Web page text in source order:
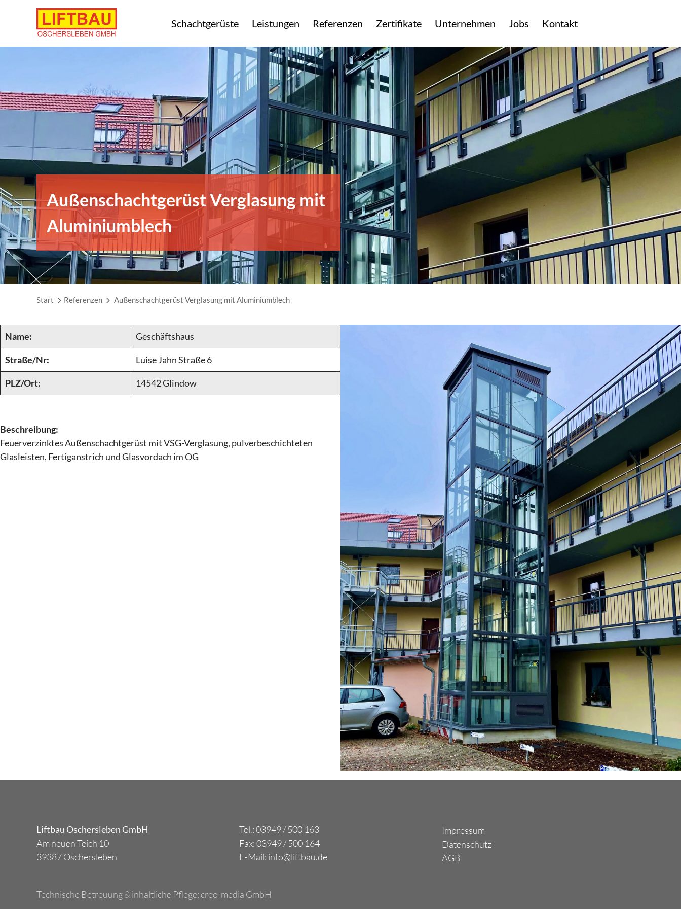
Schachtgerüste Leistungen Referenzen Zertifikate Unternehmen Jobs Kontakt
Außenschachtgerüst Verglasung mit
Aluminiumblech
Start Referenzen Außenschachtgerüst Verglasung mit Aluminiumblech
Name: Geschäftshaus
Straße/Nr: Luise Jahn Straße 6
PLZ/Ort: 14542 Glindow
Beschreibung:
Feuerverzinktes Außenschachtgerüst mit VSG-Verglasung, pulverbeschichteten
Glasleisten, Fertiganstrich und Glasvordach im OG
Liftbau Oschersleben GmbH
Am neuen Teich 10
39387 Oschersleben
Tel.: 03949 / 500 163
Fax: 03949 / 500 164
E-Mail: info@liftbau.de
Impressum
Datenschutz
AGB
Technische Betreuung & inhaltliche Pflege: creo-media GmbH